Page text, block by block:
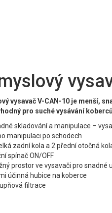
vysavač V-CAN-10 je menší,
pro suché vysávání
skladování a manipulace –
manipulaci po schodech
zadní kola a 2 přední otočná
spínač ON/OFF
prostor ve vysavači pro snadné
účinná hubice na koberce
filtrace